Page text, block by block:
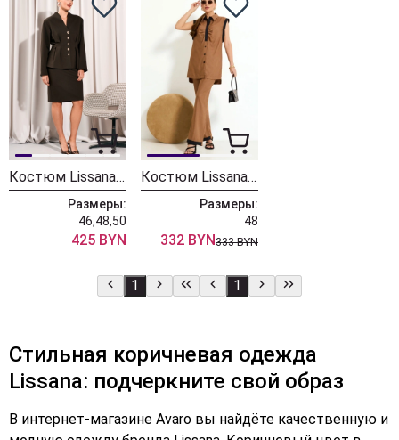
Костюм Lissana 5042
Размеры:
46,48,50
425 BYN
Костюм Lissana 4925
Размеры:
48
332 BYN333 BYN
1 1
Стильная коричневая одежда
Lissana: подчеркните свой образ
В интернет-магазине Avaro вы найдёте качественную и